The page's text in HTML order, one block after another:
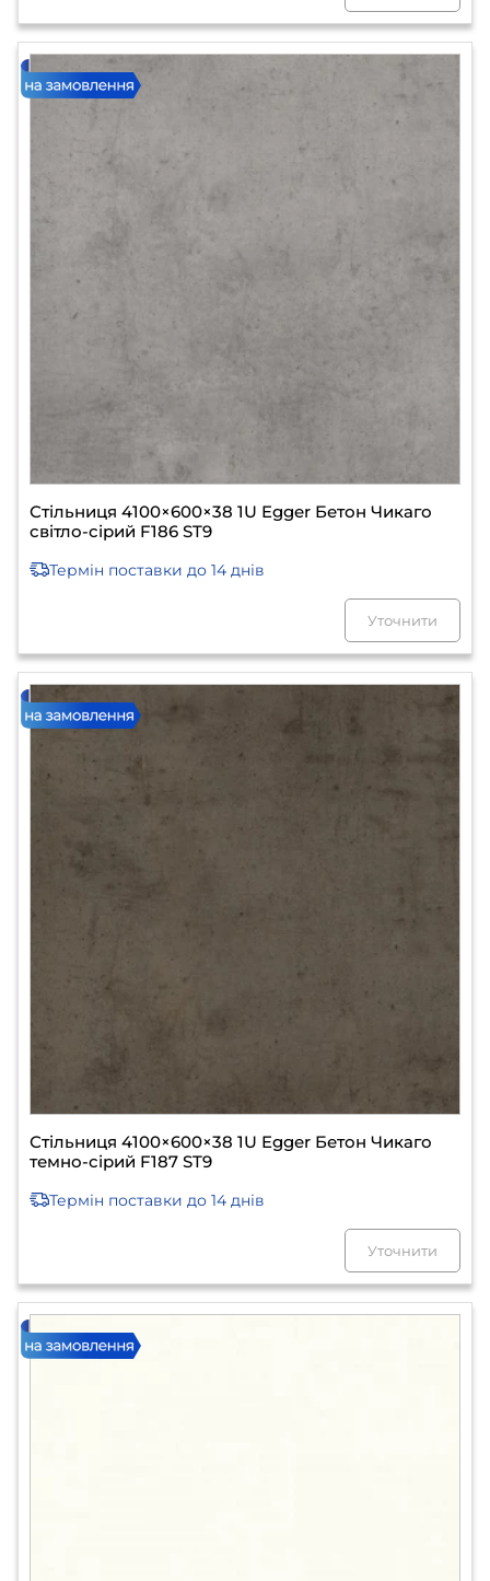
Стільниця 4100×600×38 1U Egger Бетон Чикаго
світло-сірий F186 ST9
Термін поставки до 14 днів
Уточнити
Стільниця 4100×600×38 1U Egger Бетон Чикаго
темно-сірий F187 ST9
Термін поставки до 14 днів
Уточнити